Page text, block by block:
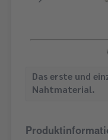
Das erste und
Nahtmaterial.